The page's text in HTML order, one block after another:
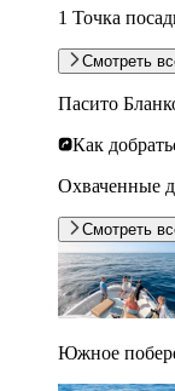
1 Точка
Смотреть
Пасито
Как
Охваченные
Смотреть
Южное